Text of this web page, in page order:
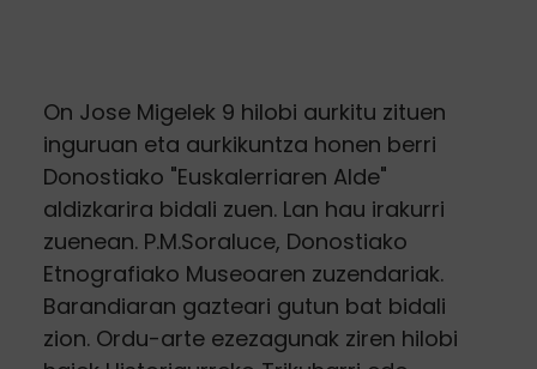
On Jose Migelek 9 hilobi aurkitu zituen
inguruan eta aurkikuntza honen berri
Donostiako "Euskalerriaren Alde"
aldizkarira bidali zuen. Lan hau irakurri
zuenean. P.M.Soraluce, Donostiako
Etnografiako Museoaren zuzendariak.
Barandiaran gazteari gutun bat bidali
zion. Ordu-arte ezezagunak ziren hilobi